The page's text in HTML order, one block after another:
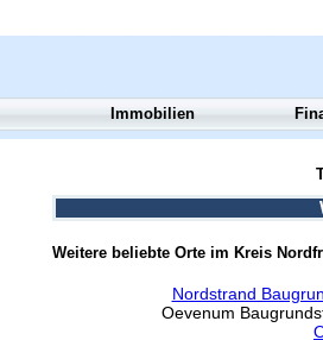
Weitere beliebte Orte im Kreis
Nordstrand
Oevenum
Immobilien